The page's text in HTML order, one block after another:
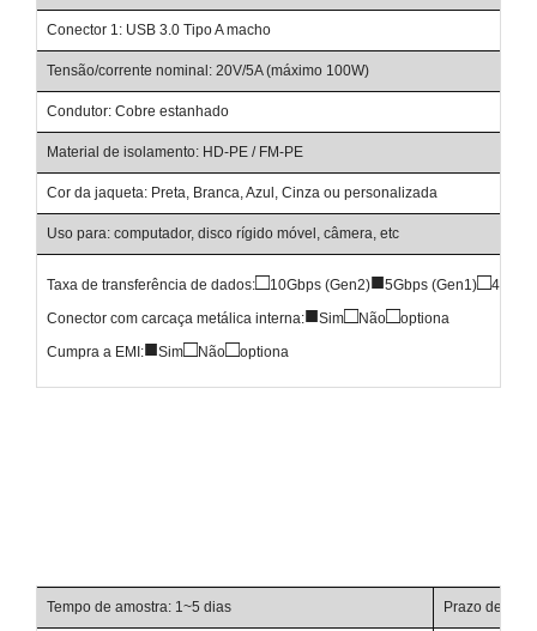
Conector 1: USB 3.0 Tipo A macho
Tensão/corrente nominal: 20V/5A (máximo 100W)
Condutor: Cobre estanhado
Material de isolamento: HD-PE / FM-PE
Cor da jaqueta: Preta, Branca, Azul, Cinza ou personalizada
Uso para: computador, disco rígido móvel, câmera, etc
Taxa de transferência de dados:□10Gbps (Gen2)■5Gbps (Gen1)□
Conector com carcaça metálica interna:■Sim□Não□optiona
Cumpra a EMI:■Sim□Não□optiona
Tempo de amostra: 1~5 dias Prazo de